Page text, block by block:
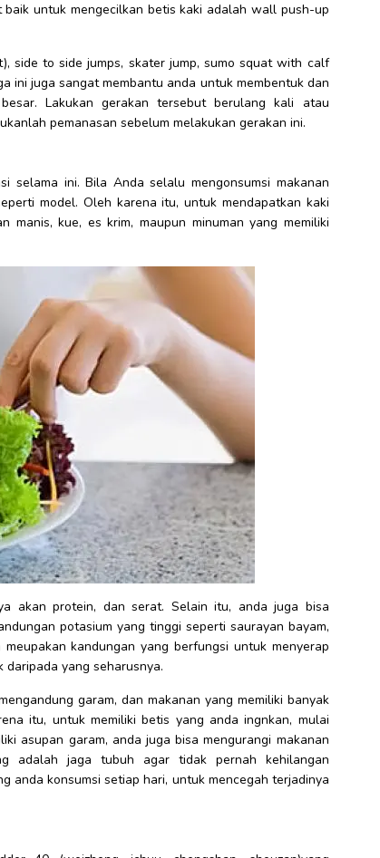
untuk mengecilkan betis kaki adalah wall push-up
side to side jumps, skater jump, sumo squat with calf
ini juga sangat membantu anda untuk membentuk dan
Lakukan gerakan tersebut berulang kali atau
pemanasan sebelum melakukan gerakan ini.
selama ini. Bila Anda selalu mengonsumsi makanan
model. Oleh karena itu, untuk mendapatkan kaki
manis, kue, es krim, maupun minuman yang memiliki
akan protein, dan serat. Selain itu, anda juga bisa
potasium yang tinggi seperti saurayan bayam,
kandungan yang berfungsi untuk menyerap
daripada yang seharusnya.
garam, dan makanan yang memiliki banyak
itu, untuk memiliki betis yang anda ingnkan, mulai
asupan garam, anda juga bisa mengurangi makanan
adalah jaga tubuh agar tidak pernah kehilangan
anda konsumsi setiap hari, untuk mencegah terjadinya